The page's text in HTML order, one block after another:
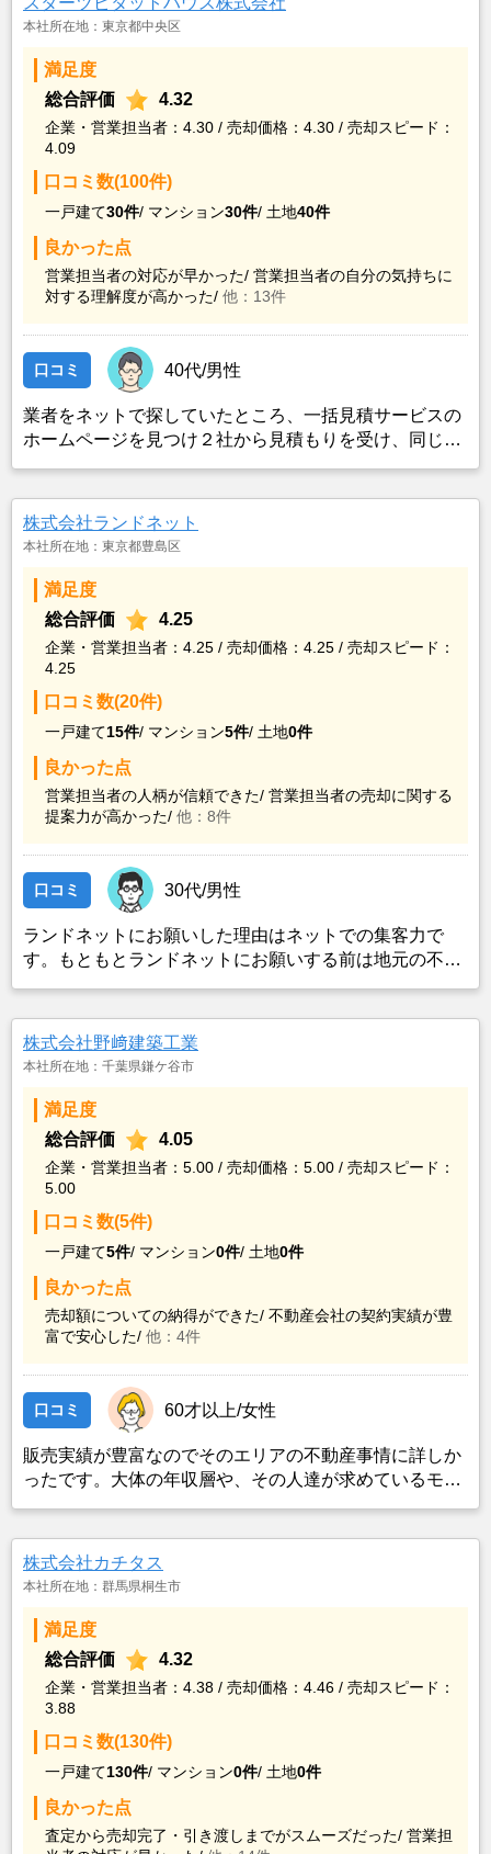
本社所在地：東京都中央区
満足度
総合評価
4.32
企業・営業担当者：4.30 / 売却価格：4.30 / 売却スピード：
4.09
口コミ数(100件)
一戸建て30件/ マンション30件/ 土地40件
良かった点
営業担当者の対応が早かった/ 営業担当者の自分の気持ちに
対する理解度が高かった/ 他：13件
口コミ 40代/男性
業者をネットで探していたところ、一括見積サービスの
ホームページを見つけ２社から見積もりを受け、同じ条
が決まったため。
株式会社ランドネット
本社所在地：東京都豊島区
満足度
総合評価
4.25
企業・営業担当者：4.25 / 売却価格：4.25 / 売却スピード：
4.25
口コミ数(20件)
一戸建て15件/ マンション5件/ 土地0件
良かった点
営業担当者の人柄が信頼できた/ 営業担当者の売却に関する
提案力が高かった/ 他：8件
口コミ 30代/男性
ランドネットにお願いした理由はネットでの集客力で
す。もともとランドネットにお願いする前は地元の不動
動産屋では取り扱ってもらえませんでした。そこでそれ
までに取引があり、全国対応しているランドネットにお
株式会社野﨑建築工業
本社所在地：千葉県鎌ケ谷市
満足度
総合評価
4.05
企業・営業担当者：5.00 / 売却価格：5.00 / 売却スピード：
5.00
口コミ数(5件)
一戸建て5件/ マンション0件/ 土地0件
良かった点
売却額についての納得ができた/ 不動産会社の契約実績が豊
富で安心した/ 他：4件
口コミ 60才以上/女性
販売実績が豊富なのでそのエリアの不動産事情に詳しか
ったです。大体の年収層や、その人達が求めているモノ
根拠の一つとなっています。
株式会社カチタス
本社所在地：群馬県桐生市
満足度
総合評価
4.32
企業・営業担当者：4.38 / 売却価格：4.46 / 売却スピード：
3.88
口コミ数(130件)
一戸建て130件/ マンション0件/ 土地0件
良かった点
査定から売却完了・引き渡しまでがスムーズだった/ 営業担